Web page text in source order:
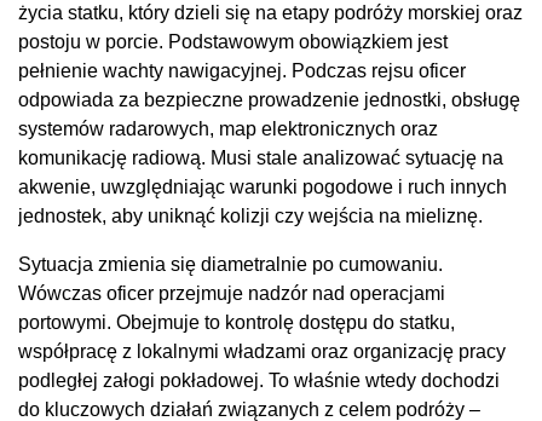
życia statku, który dzieli się na etapy podróży morskiej oraz
postoju w porcie. Podstawowym obowiązkiem jest
pełnienie wachty nawigacyjnej. Podczas rejsu oficer
odpowiada za bezpieczne prowadzenie jednostki, obsługę
systemów radarowych, map elektronicznych oraz
komunikację radiową. Musi stale analizować sytuację na
akwenie, uwzględniając warunki pogodowe i ruch innych
jednostek, aby uniknąć kolizji czy wejścia na mieliznę.
Sytuacja zmienia się diametralnie po cumowaniu.
Wówczas oficer przejmuje nadzór nad operacjami
portowymi. Obejmuje to kontrolę dostępu do statku,
współpracę z lokalnymi władzami oraz organizację pracy
podległej załogi pokładowej. To właśnie wtedy dochodzi
do kluczowych działań związanych z celem podróży –